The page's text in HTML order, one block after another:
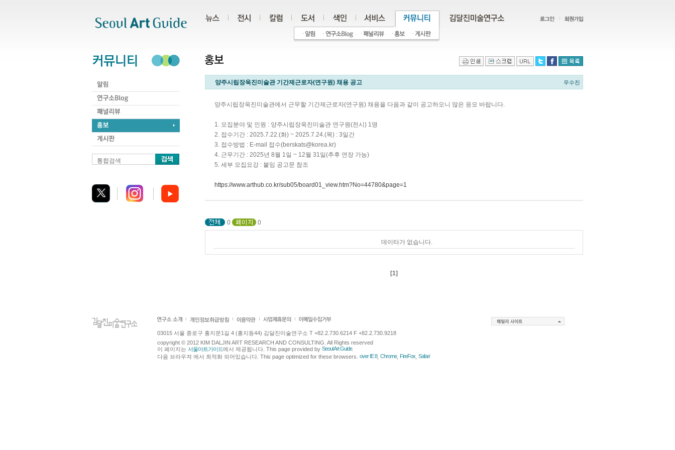
통합검색
양주시립장욱진미술관 기간제근로자(연구원) 채용 공고 우수진
양주시립장욱진미술관에서 근무할 기간제근로자(연구원) 채용을 다음과 같이 공고하오니 많은 응모 바랍니다.
1. 모집분야 및 인원 : 양주시립장욱진미술관 연구원(전시) 1명
2. 접수기간 : 2025.7.22.(화) ~ 2025.7.24.(목) : 3일간
3. 접수방법 : E-mail 접수(berskats@korea.kr)
4. 근무기간 : 2025년 8월 1일 ~ 12월 31일(추후 연장 가능)
5. 세부 모집요강 : 붙임 공고문 참조
https://www.arthub.co.kr/sub05/board01_view.htm?No=44780&page=1
0 0
데이타가 없습니다.
[1]
03015 서울 종로구 홍지문1길 4 (홍지동44) 김달진미술연구소 T +82.2.730.6214 F +82.2.730.9218
copyright © 2012 KIM DALJIN ART RESEARCH AND CONSULTING. All Rights reserved
이 페이지는 서울아트가이드에서 제공됩니다. This page provided by Seoul Art Guide.
다음 브라우져 에서 최적화 되어있습니다. This page optimized for these browsers. over IE 8, Chrome, FireFox Safari